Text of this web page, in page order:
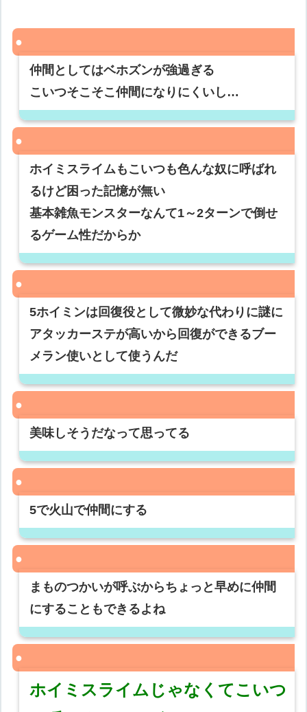
仲間としてはベホズンが強過ぎる
こいつそこそこ仲間になりにくいし…
ホイミスライムもこいつも色んな奴に呼ばれ
るけど困った記憶が無い
基本雑魚モンスターなんて1～2ターンで倒せ
るゲーム性だからか
5ホイミンは回復役として微妙な代わりに謎に
アタッカーステが高いから回復ができるブー
メラン使いとして使うんだ
美味しそうだなって思ってる
5で火山で仲間にする
まものつかいが呼ぶからちょっと早めに仲間
にすることもできるよね
ホイミスライムじゃなくてこいつ